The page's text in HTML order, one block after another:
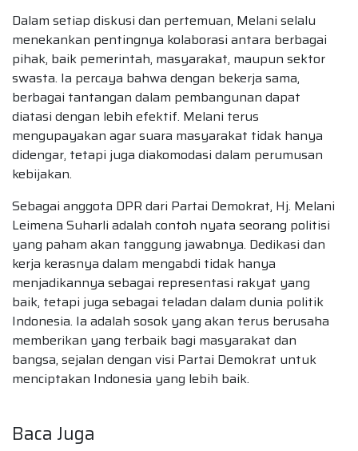
Dalam setiap diskusi dan pertemuan, Melani selalu
menekankan pentingnya kolaborasi antara berbagai
pihak, baik pemerintah, masyarakat, maupun sektor
swasta. Ia percaya bahwa dengan bekerja sama,
berbagai tantangan dalam pembangunan dapat
diatasi dengan lebih efektif. Melani terus
mengupayakan agar suara masyarakat tidak hanya
didengar, tetapi juga diakomodasi dalam perumusan
kebijakan.
Sebagai anggota DPR dari Partai Demokrat, Hj. Melani
Leimena Suharli adalah contoh nyata seorang politisi
yang paham akan tanggung jawabnya. Dedikasi dan
kerja kerasnya dalam mengabdi tidak hanya
menjadikannya sebagai representasi rakyat yang
baik, tetapi juga sebagai teladan dalam dunia politik
Indonesia. Ia adalah sosok yang akan terus berusaha
memberikan yang terbaik bagi masyarakat dan
bangsa, sejalan dengan visi Partai Demokrat untuk
menciptakan Indonesia yang lebih baik.
Baca Juga